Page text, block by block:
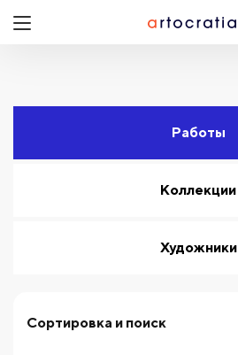
Работы
Коллекции
Художники
Сортировка и поиск